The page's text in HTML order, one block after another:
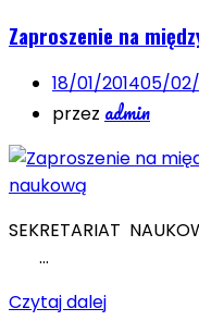
Zaproszenie na
18/01/201405/
przez admin
…
Czytaj dalej